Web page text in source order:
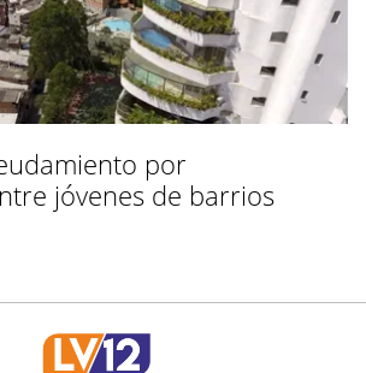
por
jóvenes de barrios